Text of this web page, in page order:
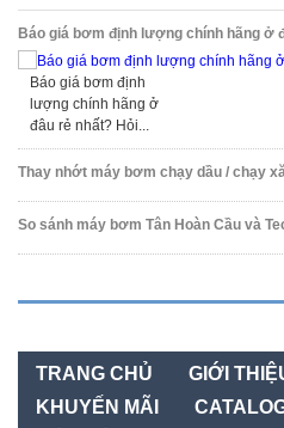
Báo giá bơm định lượng chính hãng ở
Báo giá bơm định
lượng chính hãng ở
đâu rẻ nhất? Hỏi...
Thay nhớt máy bơm chạy dầu / chạy
So sánh máy bơm Tân Hoàn Cầu và
TRANG CHỦ GIỚI
KHUYẾN MÃI